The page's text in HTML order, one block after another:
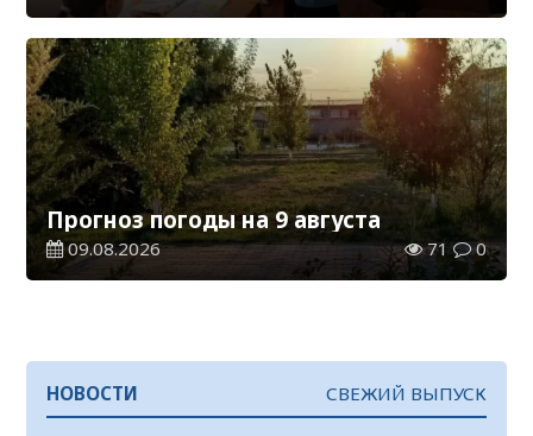
Прогноз погоды на 9 августа
09.08.2026 71 0
НОВОСТИ СВЕЖИЙ ВЫПУСК